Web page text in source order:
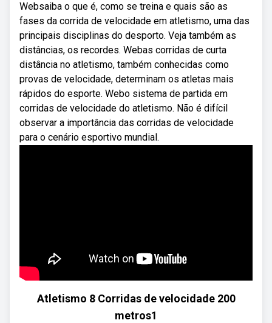
Websaiba o que é, como se treina e quais são as
fases da corrida de velocidade em atletismo, uma das
principais disciplinas do desporto. Veja também as
distâncias, os recordes. Webas corridas de curta
distância no atletismo, também conhecidas como
provas de velocidade, determinam os atletas mais
rápidos do esporte. Webo sistema de partida em
corridas de velocidade do atletismo. Não é difícil
observar a importância das corridas de velocidade
para o cenário esportivo mundial.
Atletismo 8 Corridas de velocidade 200
metros1